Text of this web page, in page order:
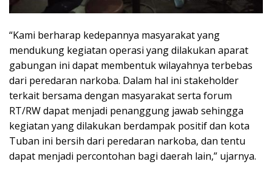
“Kami berharap kedepannya masyarakat yang
mendukung kegiatan operasi yang dilakukan aparat
gabungan ini dapat membentuk wilayahnya terbebas
dari peredaran narkoba. Dalam hal ini stakeholder
terkait bersama dengan masyarakat serta forum
RT/RW dapat menjadi penanggung jawab sehingga
kegiatan yang dilakukan berdampak positif dan kota
Tuban ini bersih dari peredaran narkoba, dan tentu
dapat menjadi percontohan bagi daerah lain,” ujarnya.